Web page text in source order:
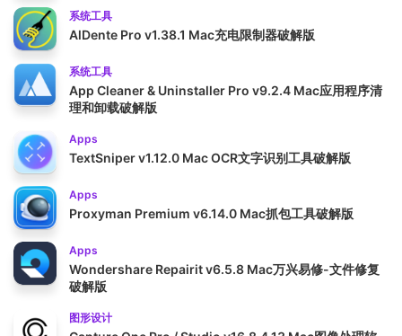
系统工具
AlDente Pro v1.38.1 Mac充电限制器破解版
系统工具
App Cleaner & Uninstaller Pro v9.2.4 Mac应用程序清
理和卸载破解版
Apps
TextSniper v1.12.0 Mac OCR文字识别工具破解版
Apps
Proxyman Premium v6.14.0 Mac抓包工具破解版
Apps
Wondershare Repairit v6.5.8 Mac万兴易修-文件修复
破解版
图形设计